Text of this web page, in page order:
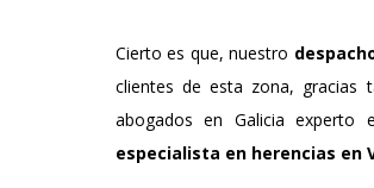
Cierto es que, nuestro
clientes de esta zona, gracias
abogados en Galicia experto
especialista en herencias en